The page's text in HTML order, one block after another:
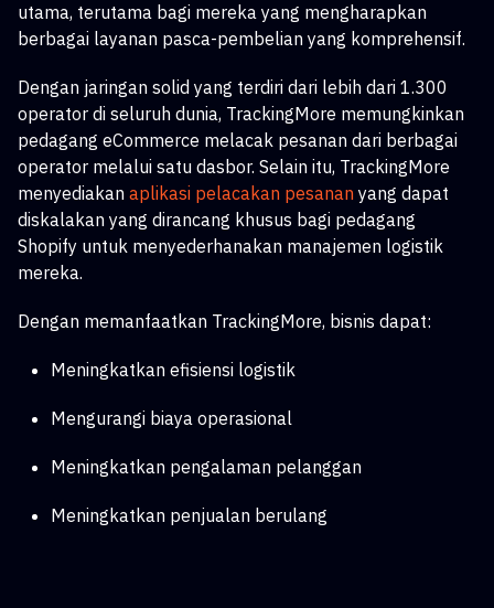
utama, terutama bagi mereka yang mengharapkan
berbagai layanan pasca-pembelian yang komprehensif.
Dengan jaringan solid yang terdiri dari lebih dari 1.300
operator di seluruh dunia, TrackingMore memungkinkan
pedagang eCommerce melacak pesanan dari berbagai
operator melalui satu dasbor. Selain itu, TrackingMore
menyediakan aplikasi pelacakan pesanan yang dapat
diskalakan yang dirancang khusus bagi pedagang
Shopify untuk menyederhanakan manajemen logistik
mereka.
Dengan memanfaatkan TrackingMore, bisnis dapat:
Meningkatkan efisiensi logistik
Mengurangi biaya operasional
Meningkatkan pengalaman pelanggan
Meningkatkan penjualan berulang